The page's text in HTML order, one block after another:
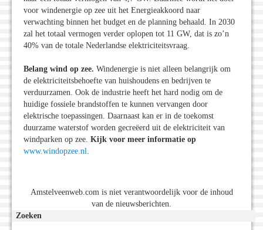
voor windenergie op zee uit het Energieakkoord naar
verwachting binnen het budget en de planning behaald. In 2030
zal het totaal vermogen verder oplopen tot 11 GW, dat is zo’n
40% van de totale Nederlandse elektriciteitsvraag.
Belang wind op zee. Windenergie is niet alleen belangrijk om
de elektriciteitsbehoefte van huishoudens en bedrijven te
verduurzamen. Ook de industrie heeft het hard nodig om de
huidige fossiele brandstoffen te kunnen vervangen door
elektrische toepassingen. Daarnaast kan er in de toekomst
duurzame waterstof worden gecreëerd uit de elektriciteit van
windparken op zee. Kijk voor meer informatie op
www.windopzee.nl
Amstelveenweb.com is niet verantwoordelijk voor de inhoud
van de nieuwsberichten.
Zoeken